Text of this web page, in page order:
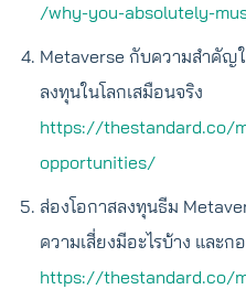
/why-you-absolutely-
Metaverse กับความสำคัญ
ลงทุนในโลกเสมือนจริง
https://thestandard.co/
opportunities/
ส่องโอกาสลงทุนธีม
ความเสี่ยงมีอะไรบ้าง และก
https://thestandard.co/